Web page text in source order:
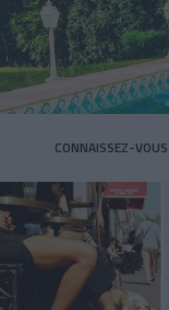
CONNAISSEZ-